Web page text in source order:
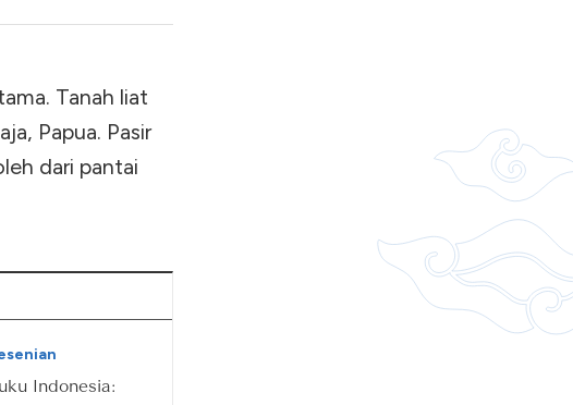
Tanah liat
Papua. Pasir
dari pantai
Indonesia: